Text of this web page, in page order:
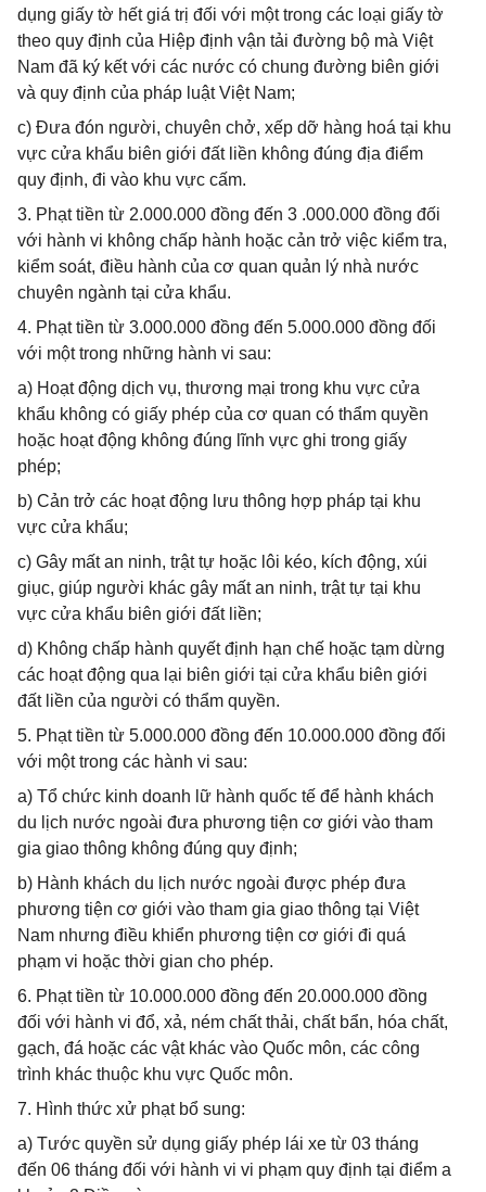
dụng giấy tờ hết giá trị đối với một trong các loại giấy tờ
theo quy định của Hiệp định vận tải đường bộ mà Việt
Nam đã ký kết với các nước có chung đường biên giới
và quy định của pháp luật Việt Nam;
c) Đưa đón người, chuyên chở, xếp dỡ hàng hoá tại khu
vực cửa khẩu biên giới đất liền không đúng địa điểm
quy định, đi vào khu vực cấm.
3. Phạt tiền từ 2.000.000 đồng đến 3 .000.000 đồng đối
với hành vi không chấp hành hoặc cản trở việc kiểm tra,
kiểm soát, điều hành của cơ quan quản lý nhà nước
chuyên ngành tại cửa khẩu.
4. Phạt tiền từ 3.000.000 đồng đến 5.000.000 đồng đối
với một trong những hành vi sau:
a) Hoạt động dịch vụ, thương mại trong khu vực cửa
khẩu không có giấy phép của cơ quan có thẩm quyền
hoặc hoạt động không đúng lĩnh vực ghi trong giấy
phép;
b) Cản trở các hoạt động lưu thông hợp pháp tại khu
vực cửa khẩu;
c) Gây mất an ninh, trật tự hoặc lôi kéo, kích động, xúi
giục, giúp người khác gây mất an ninh, trật tự tại khu
vực cửa khẩu biên giới đất liền;
d) Không chấp hành quyết định hạn chế hoặc tạm dừng
các hoạt động qua lại biên giới tại cửa khẩu biên giới
đất liền của người có thẩm quyền.
5. Phạt tiền từ 5.000.000 đồng đến 10.000.000 đồng đối
với một trong các hành vi sau:
a) Tổ chức kinh doanh lữ hành quốc tế để hành khách
du lịch nước ngoài đưa phương tiện cơ giới vào tham
gia giao thông không đúng quy định;
b) Hành khách du lịch nước ngoài được phép đưa
phương tiện cơ giới vào tham gia giao thông tại Việt
Nam nhưng điều khiển phương tiện cơ giới đi quá
phạm vi hoặc thời gian cho phép.
6. Phạt tiền từ 10.000.000 đồng đến 20.000.000 đồng
đối với hành vi đổ, xả, ném chất thải, chất bẩn, hóa chất,
gạch, đá hoặc các vật khác vào Quốc môn, các công
trình khác thuộc khu vực Quốc môn.
7. Hình thức xử phạt bổ sung:
a) Tước quyền sử dụng giấy phép lái xe từ 03 tháng
đến 06 tháng đối với hành vi vi phạm quy định tại điểm a